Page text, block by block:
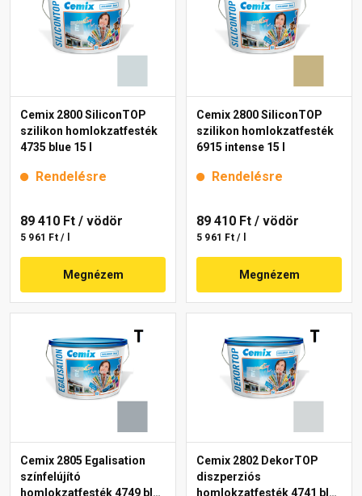
Cemix 2800 SiliconTOP
szilikon homlokzatfesték
4735 blue 15 l
Rendelésre
89 410 Ft / vödör
5 961 Ft / l
Megnézem
Cemix 2800 SiliconTOP
szilikon homlokzatfesték
6915 intense 15 l
Rendelésre
89 410 Ft / vödör
5 961 Ft / l
Megnézem
Cemix 2805 Egalisation
színfelújító
homlokzatfesték 4749 blue
Cemix 2802 DekorTOP
diszperziós
homlokzatfesték 4741 blue